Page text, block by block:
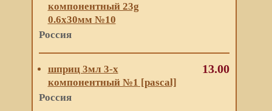
компонентный 23g
0.6х30мм №10
Россия
шприц 3мл 3-х
компонентный №1 [pascal]
Россия
13.00